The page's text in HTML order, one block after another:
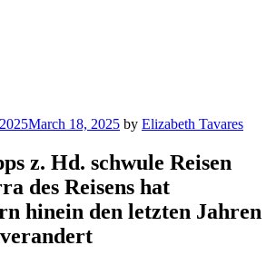
March 18, 2025 by Elizabeth Tavares
z. Hd. schwule Reisen
des Reisens hat
hinein den letzten Jahren